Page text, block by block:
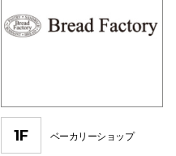
1F ベーカリーショップ